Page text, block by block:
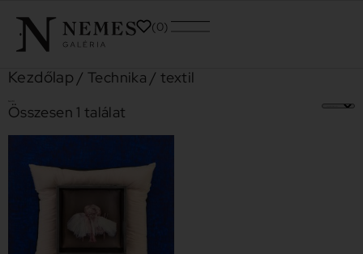
0
Kezdőlap / Technika / textil
Összesen 1 találat